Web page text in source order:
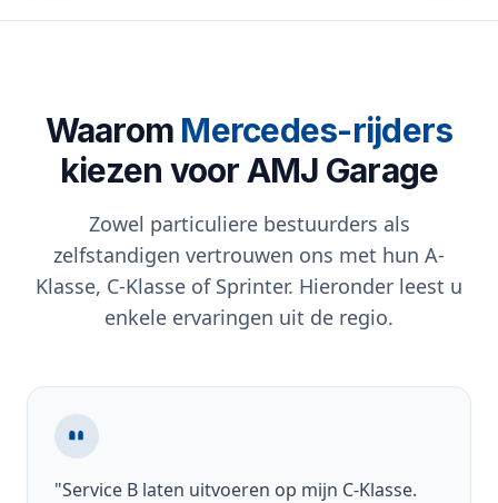
Waarom Mercedes-rijders
kiezen voor AMJ Garage
Zowel particuliere bestuurders als
zelfstandigen vertrouwen ons met hun A-
Klasse, C-Klasse of Sprinter. Hieronder leest u
enkele ervaringen uit de regio.
"Service B laten uitvoeren op mijn C-Klasse.